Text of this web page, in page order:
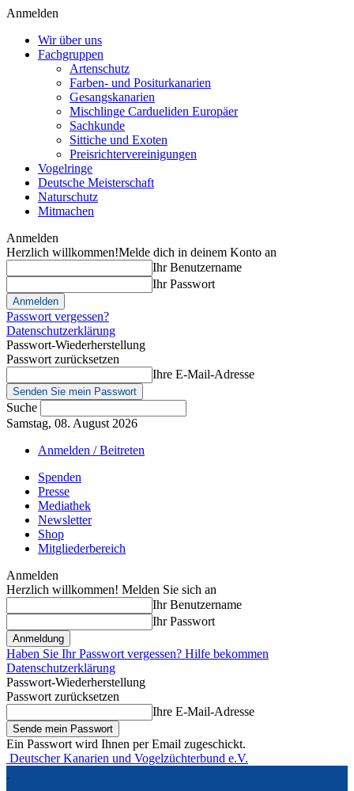
Anmelden
Wir über uns
Fachgruppen
Artenschutz
Farben- und Positurkanarien
Gesangskanarien
Mischlinge Cardueliden Europäer
Sachkunde
Sittiche und Exoten
Preisrichtervereinigungen
Vogelringe
Deutsche Meisterschaft
Naturschutz
Mitmachen
Anmelden
Herzlich willkommen!Melde dich in deinem Konto an
Ihr Benutzername
Ihr Passwort
Passwort vergessen?
Datenschutzerklärung
Passwort-Wiederherstellung
Passwort zurücksetzen
Ihre E-Mail-Adresse
Suche
Samstag, 08. August 2026
Anmelden / Beitreten
Spenden
Presse
Mediathek
Newsletter
Shop
Mitgliederbereich
Anmelden
Herzlich willkommen! Melden Sie sich an
Ihr Benutzername
Ihr Passwort
Haben Sie Ihr Passwort vergessen? Hilfe bekommen
Datenschutzerklärung
Passwort-Wiederherstellung
Passwort zurücksetzen
Ihre E-Mail-Adresse
Ein Passwort wird Ihnen per Email zugeschickt.
Deutscher Kanarien und Vogelzüchterbund e.V.